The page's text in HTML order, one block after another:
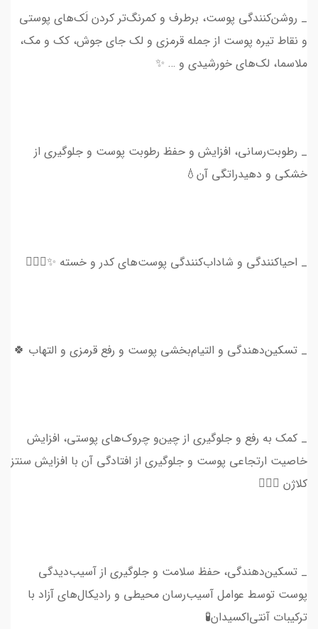
_ روشن‌کنندگی پوست، برطرف‌ و کمرنگ‌‌تر کردن لَک‌های پوستی
و نقاط تیره پوست از جمله قرمزی و لک جای جوش، کک و مک،
ملاسما، لک‌های خورشیدی و … ✨
_ رطوبت‌رسانی، افزایش و حفظ رطوبت پوست و جلوگیری از
خشکی و دهیدراتگی آن💧
_ احیاکنندگی و شاداب‌کنندگی پوست‌های کدر و خسته ✨💆🏻‍♀️
_ تسکین‌دهندگی و التیام‌بخشی پوست و رفع قرمزی و التهاب 🍀
_ کمک به رفع و جلوگیری از چین‌و چروک‌های پوستی، افزایش
خاصیت ارتجاعی پوست و جلوگیری از افتادگی آن با افزایش سنتز
کلاژن 💆🏻‍♀️
_ تسکین‌دهندگی، حفظ سلامت و جلوگیری از آسیب‌دیدگی
پوست توسط عوامل آسیب‌رسان محیطی و رادیکال‌های آزاد با
ترکیبات آنتی‌اکسیدان🧪